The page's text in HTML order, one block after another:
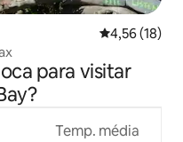
4,56 de uma
4,56 (18)
para visitar
Temp. média